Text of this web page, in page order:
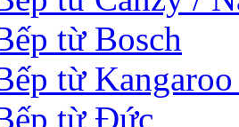
từ Bosch
từ Kangaroo
từ Đức